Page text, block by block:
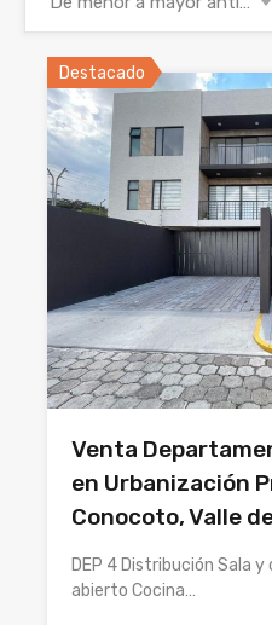
Destacado
Venta
en Urbanización
Conocoto, Valle
DEP 4 Distribución Sala
abierto Cocina…